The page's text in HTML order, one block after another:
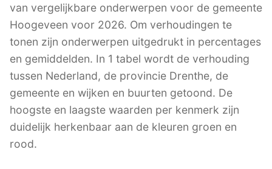
van vergelijkbare onderwerpen voor de gemeente
Hoogeveen voor 2026. Om verhoudingen te
tonen zijn onderwerpen uitgedrukt in percentages
en gemiddelden. In 1 tabel wordt de verhouding
tussen Nederland, de provincie Drenthe, de
gemeente en wijken en buurten getoond. De
hoogste en laagste waarden per kenmerk zijn
duidelijk herkenbaar aan de kleuren groen en
rood.